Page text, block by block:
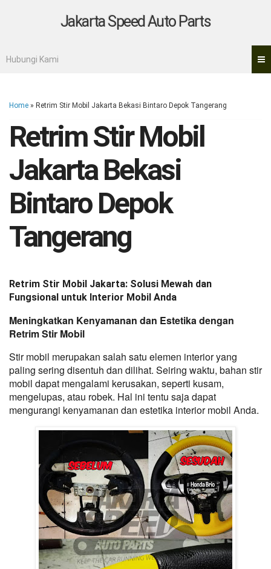
Jakarta Speed Auto Parts
Hubungi Kami
Home » Retrim Stir Mobil Jakarta Bekasi Bintaro Depok Tangerang
Retrim Stir Mobil
Jakarta Bekasi
Bintaro Depok
Tangerang
Retrim Stir Mobil Jakarta: Solusi Mewah dan
Fungsional untuk Interior Mobil Anda
Meningkatkan Kenyamanan dan Estetika dengan
Retrim Stir Mobil
Stir mobil merupakan salah satu elemen interior yang
paling sering disentuh dan dilihat. Seiring waktu, bahan stir
mobil dapat mengalami kerusakan, seperti kusam,
mengelupas, atau robek. Hal ini tentu saja dapat
mengurangi kenyamanan dan estetika interior mobil Anda.